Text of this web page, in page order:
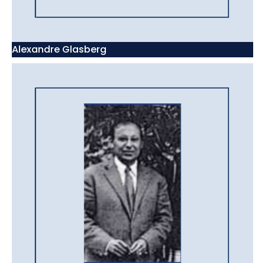
Alexandre Glasberg